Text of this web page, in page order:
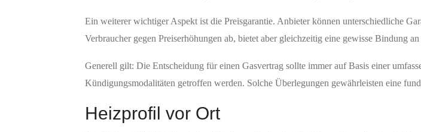
Ein weiterer wichtiger Aspekt ist die Preisgarantie. Anbieter können unterschiedliche
Verbraucher gegen Preiserhöhungen ab, bietet aber gleichzeitig eine gewisse Bindung
Generell gilt: Die Entscheidung für einen Gasvertrag sollte immer auf Basis einer
Kündigungsmodalitäten getroffen werden. Solche Überlegungen gewährleisten eine
Heizprofil vor Ort